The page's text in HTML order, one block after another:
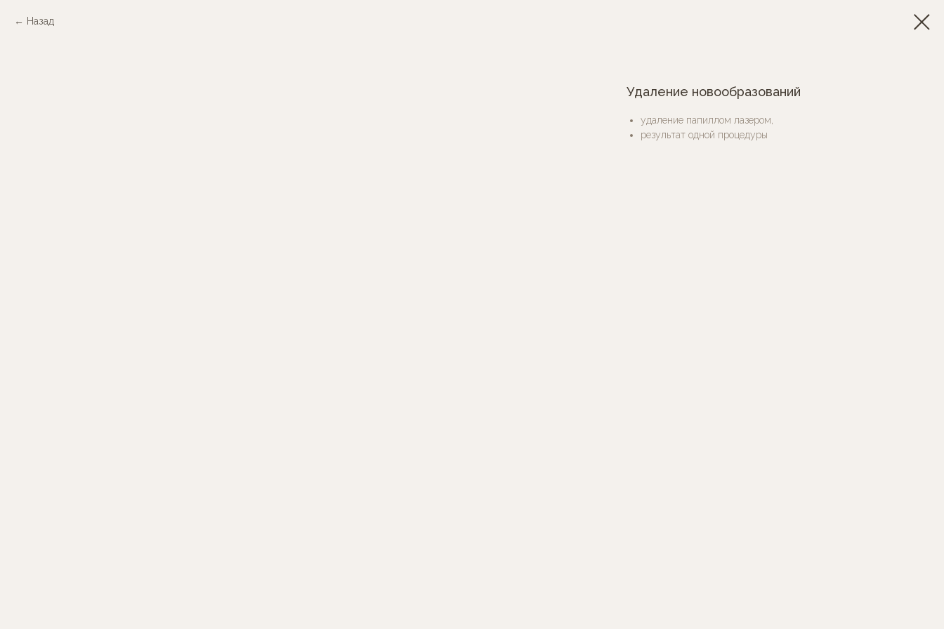
Назад
Удаление новообразований
удаление папиллом лазером,
результат одной процедуры